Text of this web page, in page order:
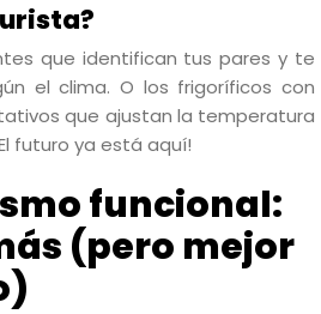
que identifican tus pares y te
el clima. O los frigoríficos con
que ajustan la temperatura
futuro ya está aquí!
funcional:
(pero mejor